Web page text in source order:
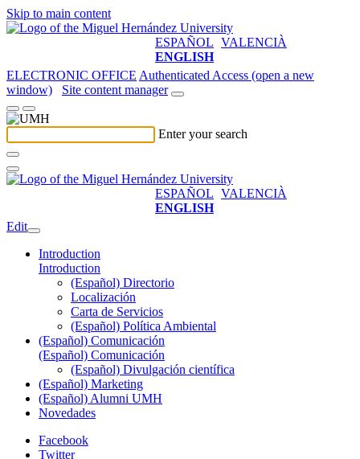
Skip to main content
ESPAÑOL VALENCIÀ
ENGLISH
ELECTRONIC OFFICE Authenticated Access (open a new
window)
Site content manager
Enter your search
ESPAÑOL VALENCIÀ
ENGLISH
Edit
Introduction
Introduction
(Español) Directorio
Localización
Carta de Servicios
(Español) Política Ambiental
(Español) Comunicación
(Español) Comunicación
(Español) Divulgación científica
(Español) Marketing
(Español) Alumni UMH
Novedades
Facebook
Twitter